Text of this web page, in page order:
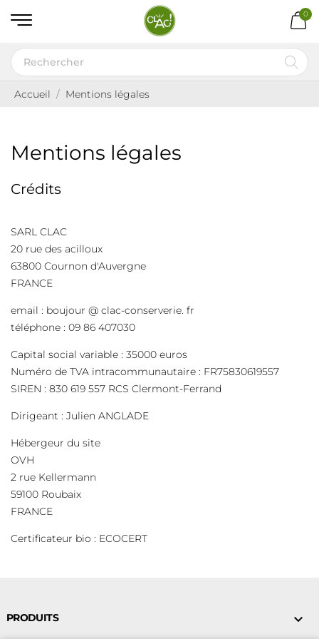
0
Accueil Mentions légales
Mentions légales
Crédits
SARL CLAC
20 rue des acilloux
63800 Cournon d'Auvergne
FRANCE
email : boujour @ clac-conserverie. fr
téléphone : 09 86 407030
Capital social variable : 35000 euros
Numéro de TVA intracommunautaire : FR75830619557
SIREN : 830 619 557 RCS Clermont-Ferrand
Dirigeant : Julien ANGLADE
Hébergeur du site
OVH
2 rue Kellermann
59100 Roubaix
FRANCE
Certificateur bio : ECOCERT
PRODUITS 